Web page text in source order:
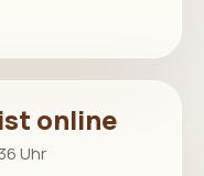
online
Uhr